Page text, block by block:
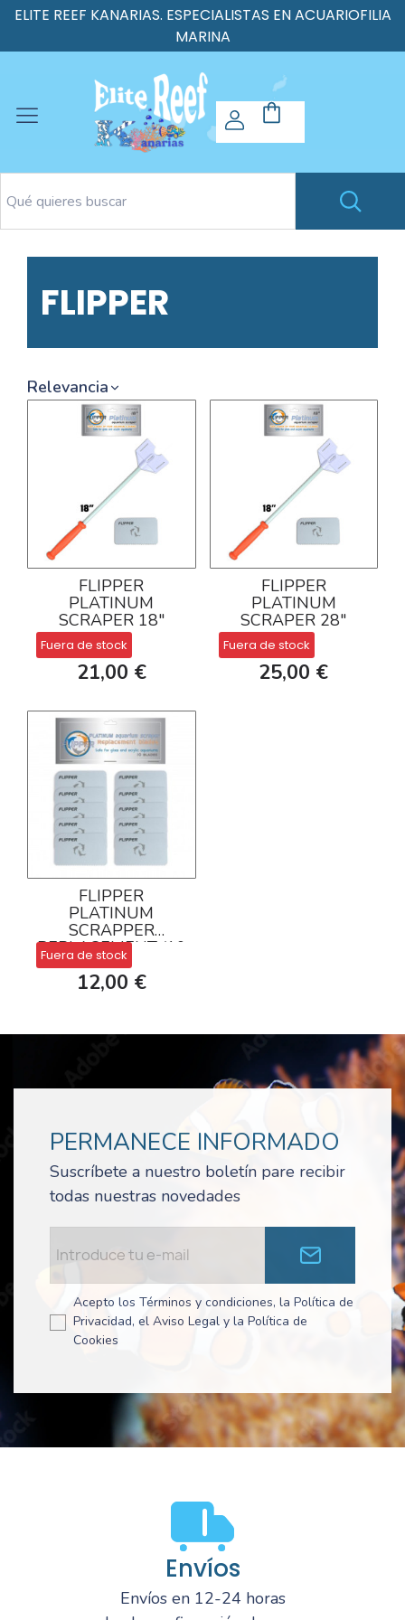
ELITE REEF KANARIAS. ESPECIALISTAS EN ACUARIOFILIA
MARINA
FLIPPER
Relevancia
FLIPPER
PLATINUM
SCRAPER 18"
Fuera de stock
21,00 €
FLIPPER
PLATINUM
SCRAPER 28"
Fuera de stock
25,00 €
FLIPPER
PLATINUM
SCRAPPER
REPLACEMENT (10
PCS)
Fuera de stock
12,00 €
PERMANECE INFORMADO
Suscríbete a nuestro boletín pare recibir
todas nuestras novedades
Acepto los Términos y condiciones, la Política de
Privacidad, el Aviso Legal y la Política de
Cookies
Envíos
Envíos en 12-24 horas